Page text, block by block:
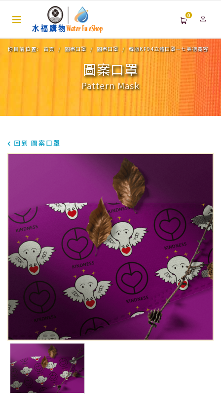
0
你目前位置: 首頁 圖案口罩 圖案口罩 韓版KF94立體口罩－七美德寬容
圖案口罩
Pattern Mask
回到 圖案口罩